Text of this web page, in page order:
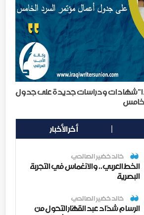
شهادات ودراسات جديدة على جدول
أخر الأخبار
خالد خضير الصالحي
الخط العربي.. والانغماس في التجربة
البصرية
خالد خضير الصالحي
الرسام شدّاد عبد القهّار التحول من